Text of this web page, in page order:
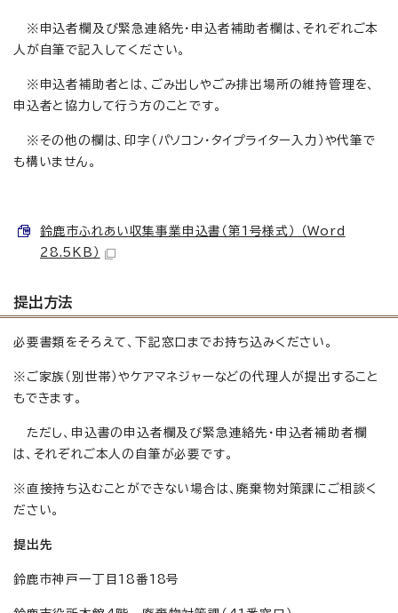
※申込者欄及び緊急連絡先・申込者補助者欄は、それぞれご本
人が自筆で記入してください。
※申込者補助者とは、ごみ出しやごみ排出場所の維持管理を、
申込者と協力して行う方のことです。
※その他の欄は、印字（パソコン・タイプライター入力）や代筆で
も構いません。
鈴鹿市ふれあい収集事業申込書（第1号様式） （Word
28.5KB）
提出方法
必要書類をそろえて、下記窓口までお持ち込みください。
※ご家族（別世帯）やケアマネジャーなどの代理人が提出すること
もできます。
ただし、申込書の申込者欄及び緊急連絡先・申込者補助者欄
は、それぞれご本人の自筆が必要です。
※直接持ち込むことができない場合は、廃棄物対策課にご相談く
ださい。
提出先
鈴鹿市神戸一丁目18番18号